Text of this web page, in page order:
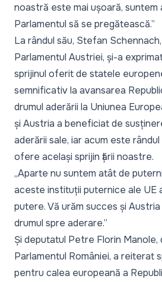
noastră este mai ușoară, suntem
Parlamentul să se pregătească.”
La rândul său, Stefan
Parlamentul Austriei, și-a
sprijinul oferit de statele
semnificativ la avansarea
drumul aderării la Uniunea
și Austria a beneficiat de
aderării sale, iar acum este rândul
ofere același sprijin țării noastre.
„Aparte nu suntem atât de
aceste instituții puternice ale UE
putere. Vă urăm succes și
drumul spre aderare.”
Și deputatul Petre Florin Manole,
Parlamentul României, a reiterat
pentru calea europeană a